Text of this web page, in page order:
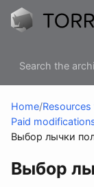
Home/
Paid
Выбор лычки
Выбор